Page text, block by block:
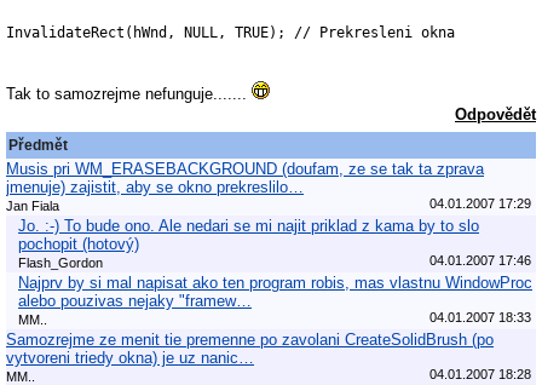
InvalidateRect(hWnd, NULL, TRUE); // Prekresleni okna
Tak to samozrejme nefunguje.......
Odpovědět
Předmět
Musis pri WM_ERASEBACKGROUND (doufam, ze se tak ta zprava
jmenuje) zajistit, aby se okno prekreslilo…
Jan Fiala 04.01.2007 17:29
Jo. :-) To bude ono. Ale nedari se mi najit priklad z kama by to slo
pochopit (hotový)
Flash_Gordon 04.01.2007 17:46
Najprv by si mal napisat ako ten program robis, mas vlastnu WindowProc
alebo pouzivas nejaky "framew…
MM.. 04.01.2007 18:33
Samozrejme ze menit tie premenne po zavolani CreateSolidBrush (po
vytvoreni triedy okna) je uz nanic…
MM.. 04.01.2007 18:28